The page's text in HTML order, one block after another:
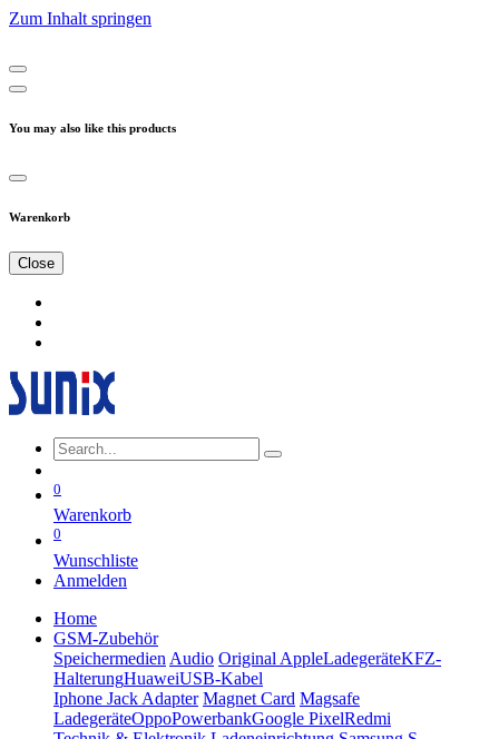
Zum Inhalt springen
You may also like this products
Warenkorb
Close
0
Warenkorb
0
Wunschliste
Anmelden
Home
GSM-Zubehör
Speichermedien Audio Original AppleLadegeräteKFZ-
HalterungHuaweiUSB-Kabel
Iphone Jack Adapter Magnet Card Magsafe
LadegeräteOppoPowerbankGoogle PixelRedmi